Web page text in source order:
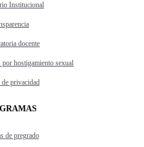
Institucional
docente
por hostigamiento sexual
privacidad
de pregrado